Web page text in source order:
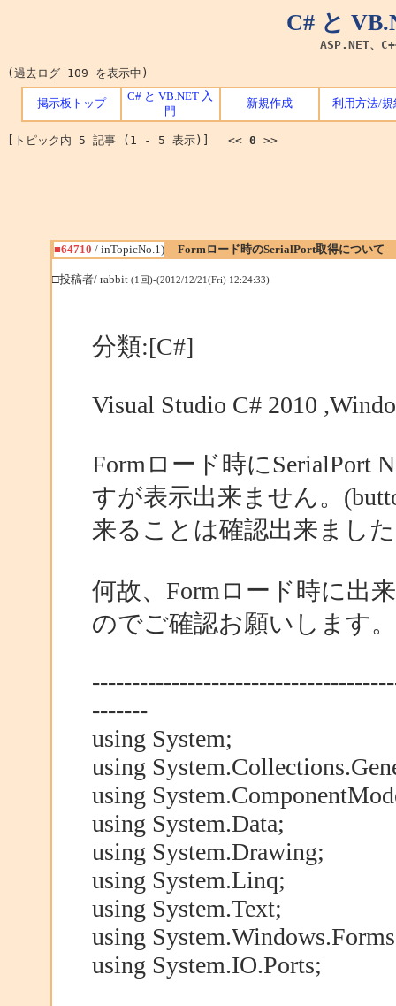
C# と
ASP.NET、
(過去ログ 109 を表示中)
掲示板トップ
C# と VB.NET 入
門
新規作成 利用方法/規
[トピック内 5 記事 (1 - 5 表示)] << 0 >>
■64710 / inTopicNo.1) Formロード時のSerialPort取得について
□投稿者/ rabbit (1回)-(2012/12/21(Fri) 12:24:33)
分類:[C#]
Visual Studio C# 2010
Formロード時にSerialPort
すが表示出来ません。
来ることは確認出来まし
何故、Formロード時に出
のでご確認お願いします。
-------
using System;
using
using
using System.Data;
using System.Drawing;
using System.Linq;
using System.Text;
using
using System.IO.Ports;